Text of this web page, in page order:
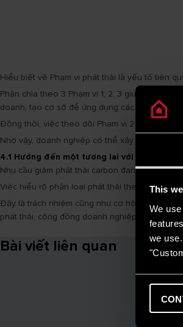
This
We
we
Hiểu biết về Phạm vi phát thải là yếu tố tiên
Phân chia theo 3 Phạm vi 1, 2, 3 giúp doanh
doanh, tạo cơ sở để ứng dụng các giải pháp
Đồng thời, việc theo dõi Phạm vi 2 và 3 giúp
Nhờ vậy, doanh nghiệp có thể xây dựng
4.1 Hướng đến một tương lai với lượng khí
Nhu cầu giảm phát thải carbon đang trở
Việc hiểu rõ phân loại phát thải theo Phạm vi
Đây là trách nhiệm cũng như cơ hội để mọi tổ
phát thải, cộng đồng doanh nghiệp mong
Bài viết liên quan